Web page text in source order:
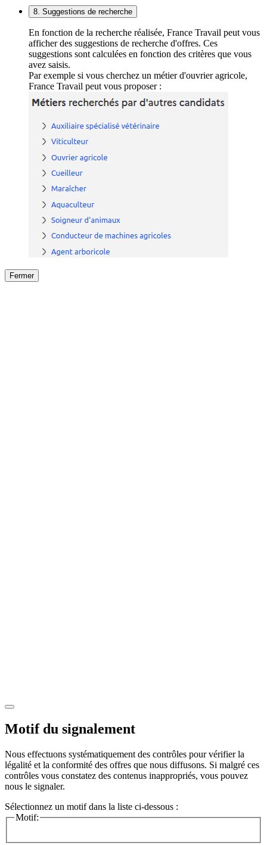
8. Suggestions de recherche
En fonction de la recherche réalisée, France Travail peut vous
afficher des suggestions de recherche d'offres. Ces
suggestions sont calculées en fonction des critères que vous
avez saisis.
Par exemple si vous cherchez un métier d'ouvrier agricole,
France Travail peut vous proposer :
Fermer
Motif du signalement
Nous effectuons systématiquement des contrôles pour vérifier la
légalité et la conformité des offres que nous diffusons. Si malgré ces
contrôles vous constatez des contenus inappropriés, vous pouvez
nous le signaler.
Sélectionnez un motif dans la liste ci-dessous :
Motif: